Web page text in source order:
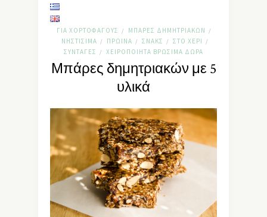
ΓΙΑ ΧΟΡΤΟΦΆΓΟΥΣ / ΜΠΆΡΕΣ ΔΗΜΗΤΡΙΑΚΏΝ /
ΝΗΣΤΊΣΙΜΑ / ΠΡΩΙΝΆ / ΣΝΑΚΣ / ΣΤΟ ΧΈΡΙ /
ΣΥΝΤΑΓΈΣ / ΧΕΙΡΟΠΟΊΗΤΑ ΒΡΏΣΙΜΑ ΔΏΡΑ
Μπάρες δημητριακών με 5
υλικά